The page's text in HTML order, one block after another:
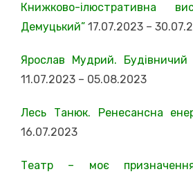
Книжково-ілюстративна
Демуцький” 17.07.2023 –
Ярослав Мудрий. Будівничий
11.07.2023 – 05.08.2023
Лесь Танюк. Ренесансна
16.07.2023
Театр – моє